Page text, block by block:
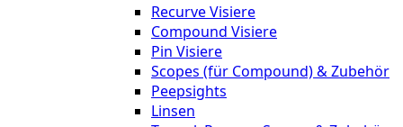
Recurve Visiere
Compound Visiere
Pin Visiere
Scopes (für Compound) & Zubehör
Peepsights
Linsen